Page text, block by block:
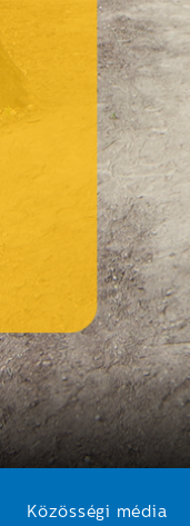
Közösségi média